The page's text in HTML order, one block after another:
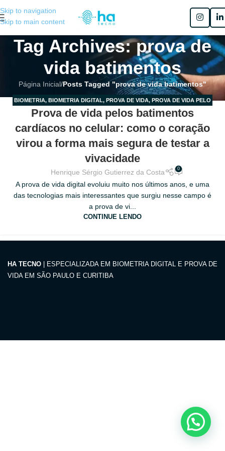
Skip to navigation
Skip to main content
Tag Archives: prova de
vida batimentos
Página Inicial/Posts Tagged "prova de vida batimentos"
22
BIOMETRIA, BIOMETRIA DIGITAL, PROVA DE VIDA, PROVA DE VIDA PELO
CELULAR, SEM CATEGORIA
Prova de vida pelos batimentos
cardíacos no celular: como o coração
virou a forma mais segura de testar a
vivacidade
Henrique Sérgio Gutierrez da Costa 0
A prova de vida digital evoluiu muito nos últimos anos, e uma
das tecnologias mais interessantes que surgiu nesse campo é
a prova de vi...
CONTINUE LENDO
HA TECNO | ESPECIALIZADA EM BIOMETRIA DIGITAL E PROVA DE
VIDA EM SÃO PAULO E CURITIBA